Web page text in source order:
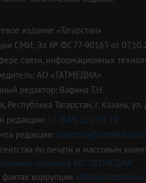
издание «Татарстан»
СМИ: Эл № ФС77-90163 от
связи, информационных
АО «ТАТМЕДИА»
редактор: Вафина Т.Н.
Татарстан, г. Казань,
редакции: +7 (843) 222 09 79
редакции:
по печати и массовым
политика АО "ТАТМЕДИА"
коррупции